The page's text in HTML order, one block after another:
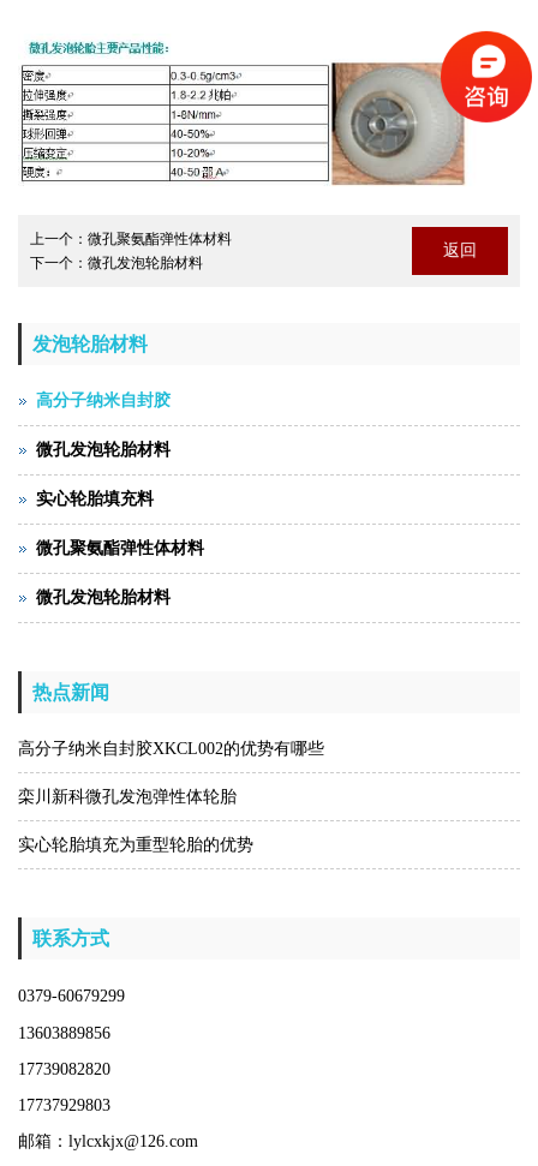
上一个： 微孔聚氨酯弹性体材料
下一个： 微孔发泡轮胎材料
返回
发泡轮胎材料
高分子纳米自封胶
微孔发泡轮胎材料
实心轮胎填充料
微孔聚氨酯弹性体材料
微孔发泡轮胎材料
热点新闻
高分子纳米自封胶XKCL002的优势有哪些
栾川新科微孔发泡弹性体轮胎
实心轮胎填充为重型轮胎的优势
联系方式
0379-60679299
13603889856
17739082820
17737929803
邮箱：lylcxkjx@126.com